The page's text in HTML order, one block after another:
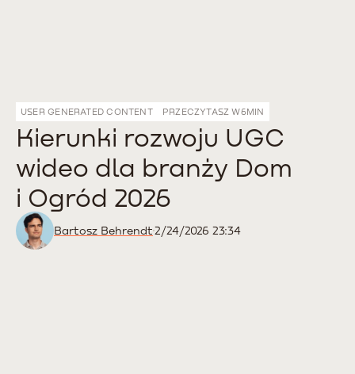
USER GENERATED CONTENT PRZECZYTASZ W6MIN
Kierunki rozwoju UGC
wideo dla branży Dom
i Ogród 2026
Bartosz Behrendt2/24/2026 23:34